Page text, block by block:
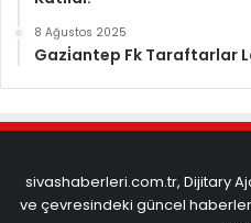
8 Ağustos 2025
Gazi̇antep Fk Taraftarlar
sivashaberleri.com.tr, Dijitary
ve çevresindeki güncel